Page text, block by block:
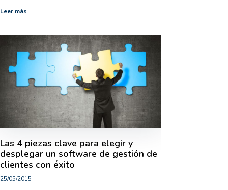
Leer más
Las 4 piezas clave para elegir y
desplegar un software de gestión de
clientes con éxito
25/05/2015